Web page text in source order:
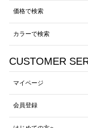
価格で検索
カラーで検索
CUSTOMER
マイページ
会員登録